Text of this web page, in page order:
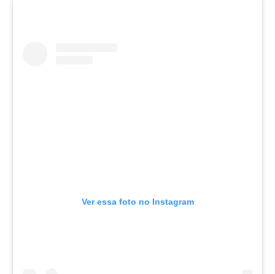
Ver essa foto no Instagram